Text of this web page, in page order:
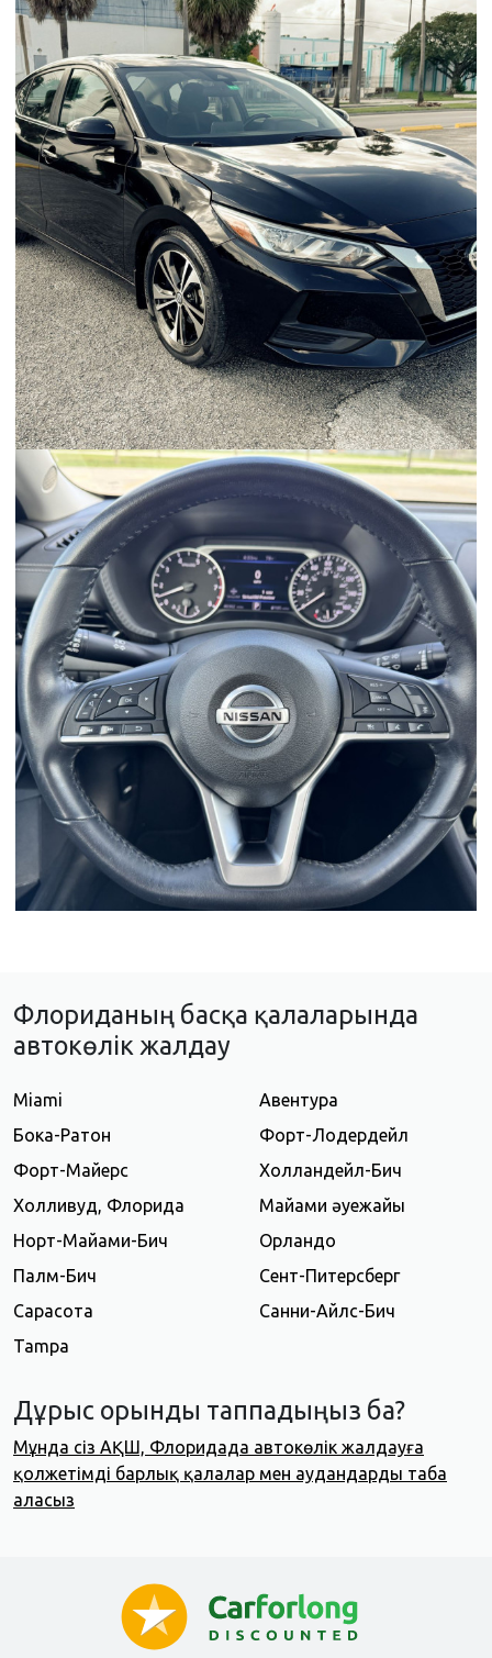
Флориданың басқа қалаларында
автокөлік жалдау
Miami
Авентура
Бока-Ратон
Форт-Лодердейл
Форт-Майерс
Холландейл-Бич
Холливуд, Флорида
Майами әуежайы
Норт-Майами-Бич
Орландо
Палм-Бич
Сент-Питерсберг
Сарасота
Санни-Айлс-Бич
Tampa
Дұрыс орынды таппадыңыз ба?
Мұнда сіз АҚШ, Флоридада автокөлік жалдауға
қолжетімді барлық қалалар мен аудандарды таба
аласыз